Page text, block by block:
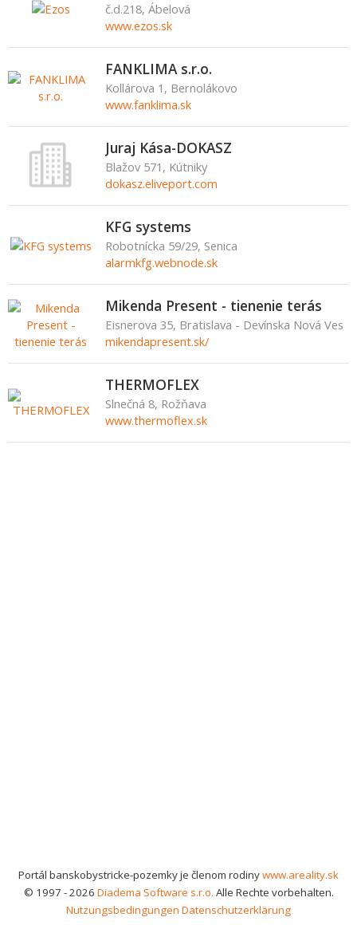
č.d.218, Ábelová
www.ezos.sk
FANKLIMA s.r.o.
Kollárova 1, Bernolákovo
www.fanklima.sk
Juraj Kása-DOKASZ
Blažov 571, Kútniky
dokasz.eliveport.com
KFG systems
Robotnícka 59/29, Senica
alarmkfg.webnode.sk
Mikenda Present - tienenie terás
Eisnerova 35, Bratislava - Devínska Nová Ves
mikendapresent.sk/
THERMOFLEX
Slnečná 8, Rožňava
www.thermoflex.sk
Portál banskobystricke-pozemky je členom rodinywww.areality.sk
© 1997 - 2026 Diadema Software s.r.o. Alle Rechte vorbehalten.
Nutzungsbedingungen Datenschutzerklärung